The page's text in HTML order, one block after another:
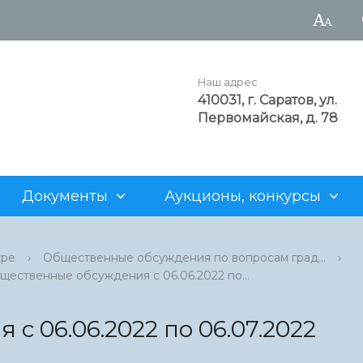
Наш адрес
410031, г. Саратов, ул.
Первомайская, д. 78
Достопримечательности
Z
администрации Структурные
учреждения
Муниципальные
Документы
Генеральный план
Проекты административных
Аукционы, конкурсы
Для арендаторов
о предоставлении
Нестационарная торговля
продаже объектов
фонда
Информация о
имуществе
› Общественные обсуждения по вопросам град...
›
обсуждения с 06.06.2022 по...
06.06.2022 по 06.07.2022